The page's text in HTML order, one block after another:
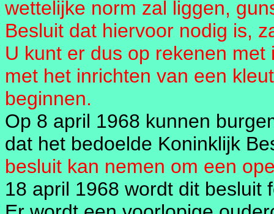
wettelijke norm zal liggen,
Besluit dat hiervoor nodig is,
U kunt er dus op rekenen
met het inrichten van een
beginnen.
Op 8 april 1968 kunnen
dat het bedoelde Koninklijk
besluit kan nemen om een
18 april 1968 wordt dit besluit